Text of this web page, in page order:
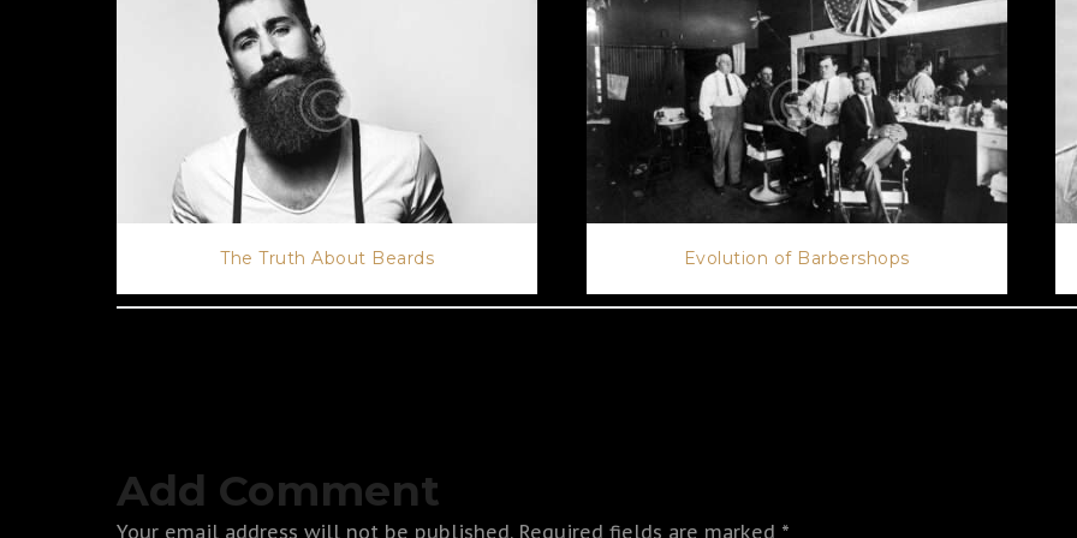
The Truth About Beards Evolution of Barbershops
Add Comment
Your email address will not be published. Required fields are marked *